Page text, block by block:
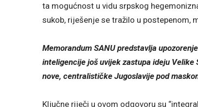
ta mogućnost u vidu srpskog
sukob, riješenje se tražilo u postepenom,
Memorandum SANU predstavlja
inteligencije još uvijek zastupa ideju
nove, centralističke Jugoslavije pod
Ključne riječi u ovom odgovoru su